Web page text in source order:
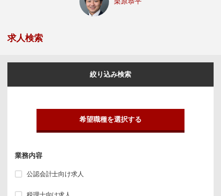
求人検索
絞り込み検索
希望職種を選択する
業務内容
公認会計士向け求人